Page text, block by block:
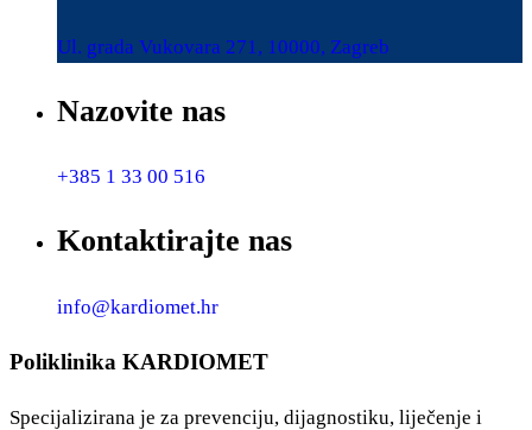
Ul. grada Vukovara 271, 10000, Zagreb
Nazovite nas
+385 1 33 00 516
Kontaktirajte nas
info@kardiomet.hr
Poliklinika KARDIOMET
Specijalizirana je za prevenciju, dijagnostiku, liječenje i